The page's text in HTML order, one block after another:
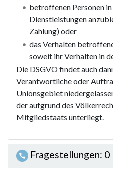
betroffenen Personen
Dienstleistungen
Zahlung) oder
das Verhalten
soweit ihr Verhalten in
Die DSGVOfindet auch
Verantwortliche oder
Unionsgebiet
der aufgrund des
Mitgliedstaats unterliegt.
Fragestellungen: 0